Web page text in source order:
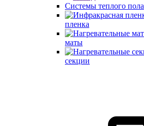
Системы теплого пола
пленка
маты
секции